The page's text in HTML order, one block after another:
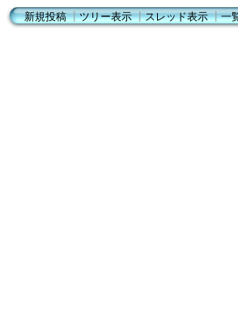
新規投稿┃ツリー表示┃スレッド表示┃一